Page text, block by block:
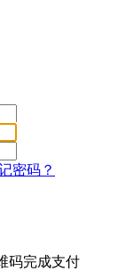
密码？
码完成支付